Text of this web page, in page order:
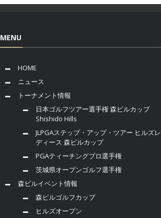
MENU
HOME
ニュース
トーナメント情報
日本ゴルフツアー選手権 森ビルカップ
Shishido Hills
JLPGAステップ・アップ・ツアー ヒルズレ
ディース 森ビルカップ
PGAティーチングプロ選手権
茨城県オープンゴルフ選手権
森ビルイベント情報
森ビルゴルフカップ
ヒルズオープン